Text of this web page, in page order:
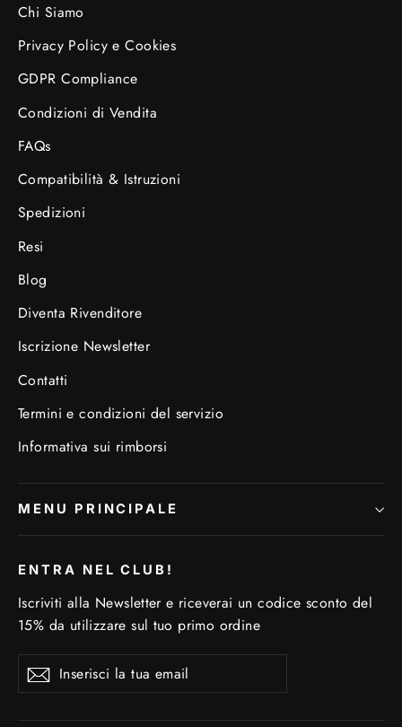
Chi Siamo
Privacy Policy e Cookies
GDPR Compliance
Condizioni di Vendita
FAQs
Compatibilità & Istruzioni
Spedizioni
Resi
Blog
Diventa Rivenditore
Iscrizione Newsletter
Contatti
Termini e condizioni del servizio
Informativa sui rimborsi
MENU PRINCIPALE
ENTRA NEL CLUB!
Iscriviti alla Newsletter e riceverai un codice sconto del
15% da utilizzare sul tuo primo ordine
Inserisci
email
IscrivitiIscriviti